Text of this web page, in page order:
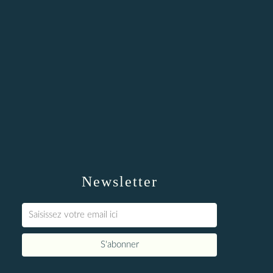
Newsletter